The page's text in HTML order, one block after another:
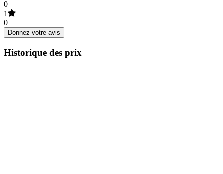
0
1
0
Donnez votre avis
Historique des prix